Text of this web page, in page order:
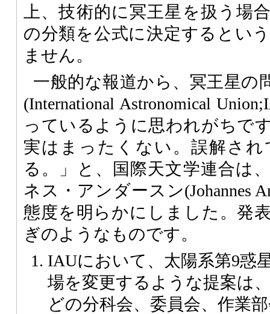
上、技術的に冥王星を扱う場
の分類を公式に決定するとい
ません。
一般的な報道から、冥王星の
(International Astronomical
っているように思われがちで
実はまったくない。誤解さ
る。」と、国際天文学連合は
ネス・アンダースン(Johannes
態度を明らかにしました。発
ぎのようなものです。
IAUにおいて、太陽系第9惑
場を変更するような提案は
どの分科会、委員会、作業